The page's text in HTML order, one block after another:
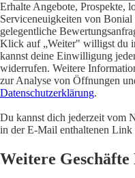
Erhalte Angebote, Prospekte,
Serviceneuigkeiten von
gelegentliche
Klick auf „Weiter" willigst du
kannst deine Einwilligung
widerrufen. Weitere
zur Analyse von Öffnungen
Datenschutzerklärung.
Du kannst dich jederzeit vom
in der E-Mail enthaltenen
Weitere Geschäfte